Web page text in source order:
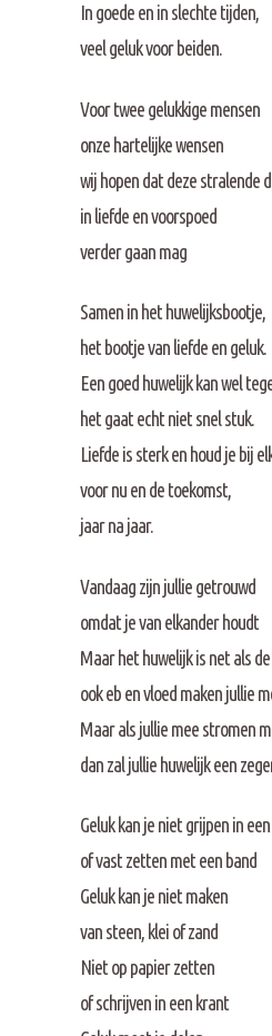
In goede en in slechte tijden,
veel geluk voor beiden.
Voor twee gelukkige mensen
onze hartelijke wensen
wij hopen dat deze stralende
in liefde en voorspoed
verder gaan mag
Samen in het huwelijksbootje,
het bootje van liefde en geluk.
Een goed huwelijk kan wel
het gaat echt niet snel stuk.
Liefde is sterk en houd je bij
voor nu en de toekomst,
jaar na jaar.
Vandaag zijn jullie getrouwd
omdat je van elkander houdt
Maar het huwelijk is net als
ook eb en vloed maken jullie
Maar als jullie mee stromen
dan zal jullie huwelijk een
Geluk kan je niet grijpen in
of vast zetten met een band
Geluk kan je niet maken
van steen, klei of zand
Niet op papier zetten
of schrijven in een krant